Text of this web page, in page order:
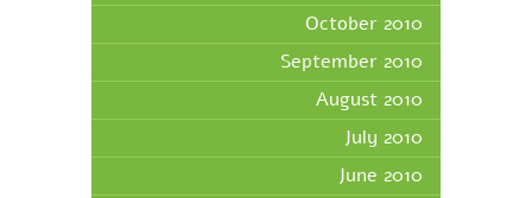
October 2010
September 2010
August 2010
July 2010
June 2010